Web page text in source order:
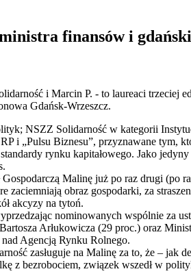
finansów i
i Marcin P. - to laureaci trzeciej
Gdańsk-Wrzeszcz.
NSZZ Solidarność w kategorii
i „Pulsu Biznesu”, przyznawane tym,
rynku kapitałowego. Jako
Malinę już po raz drugi (po
zaciemniają obraz gospodarki, za
akcyzy na tytoń.
nominowanych wspólnie za
Arłukowicza (29 proc.) oraz
Agencją Rynku Rolnego.
zasługuje na Malinę za to, że – jak
z bezrobociem, związek wszedł w